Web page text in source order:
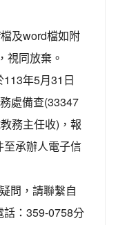
及word檔如附
視同放棄。
年5月31日
處備查(33347
務主任收)，報
承辦人電子信
問，請聯繫自
：359-0758分